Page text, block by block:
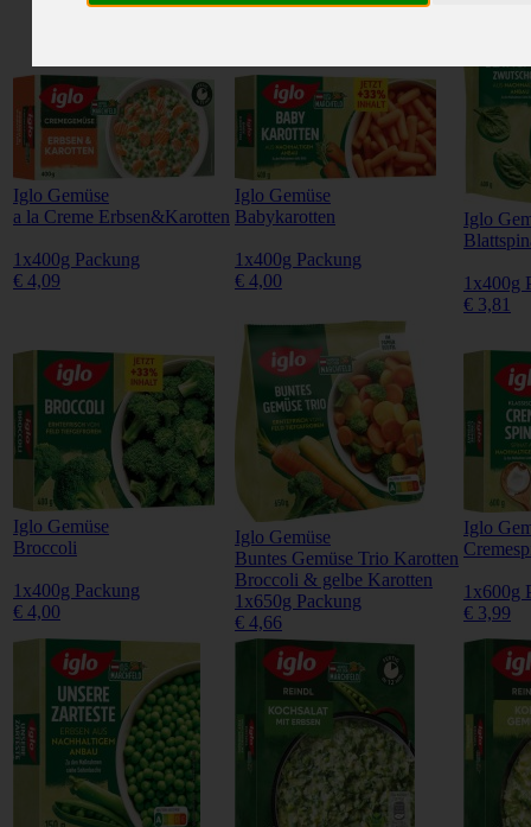
Iglo Gemüse
a la Creme Erbsen&Karotten
1x400g Packung
€ 4,09
Iglo Gemüse
Babykarotten
1x400g Packung
€ 4,00
Iglo
1x400g
€ 3,81
Iglo Gemüse
Broccoli
1x400g Packung
€ 4,00
Iglo Gemüse
Buntes Gemüse Trio Karotten
Broccoli & gelbe Karotten
1x650g Packung
€ 4,66
Iglo
1x600g
€ 3,99